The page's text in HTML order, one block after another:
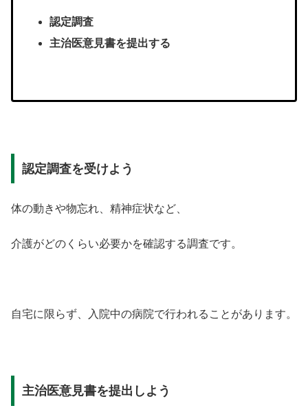
認定調査
主治医意見書を提出する
認定調査を受けよう
体の動きや物忘れ、精神症状など、
介護がどのくらい必要かを確認する調査です。
自宅に限らず、入院中の病院で行われることがあります。
主治医意見書を提出しよう